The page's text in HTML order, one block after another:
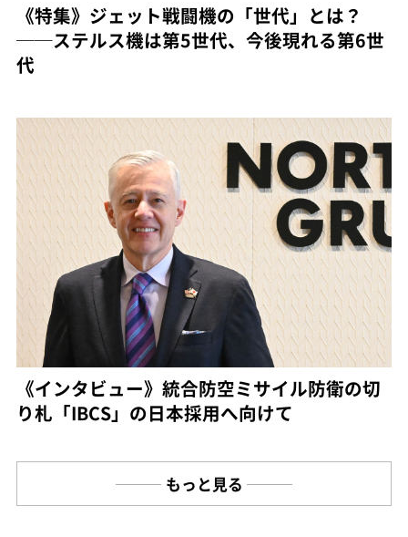
《特集》ジェット戦闘機の「世代」とは？
──ステルス機は第5世代、今後現れる第6世
代
《インタビュー》統合防空ミサイル防衛の切
り札「IBCS」の日本採用へ向けて
もっと見る